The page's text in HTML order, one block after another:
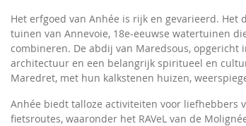
Het erfgoed van Anhée is rijk en gevarieerd. Het
tuinen van Annevoie, 18e-eeuwse watertuinen
combineren. De abdij van Maredsous, opgericht
architectuur en een belangrijk spiritueel en
Maredret, met hun kalkstenen huizen,
Anhée biedt talloze activiteiten voor liefhebbers
fietsroutes, waaronder het RAVeL van de